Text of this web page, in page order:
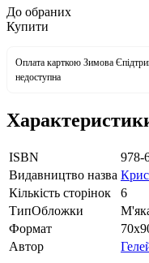
До обраних
Купити
Оплата карткою Зимова
недоступна
ISBN
978-
Видавництво назва
Кількість сторінок
6
ТипОбложки
Формат
Автор